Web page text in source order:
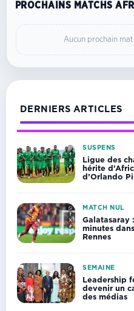
PROCHAINS MATCHS
Aucun prochain
DERNIERS ARTICLES
SUSPENS
Ligue des
hérite
d’Orlando
MATCH NUL
Galatasaray
minutes
Rennes
SEMAINE
Leadership
devenir un
des médias